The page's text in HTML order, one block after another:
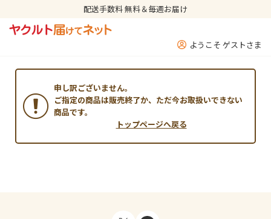
配送手数料 無料＆毎週お届け
ようこそ ゲストさま
申し訳ございません。
ご指定の商品は販売終了か、ただ今お取扱いできない
商品です。
トップページへ戻る